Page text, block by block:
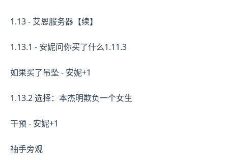
1.13 - 艾恩服务器【续】
1.13.1 - 安妮问你买了什么1.11.3
如果买了吊坠 - 安妮+1
1.13.2 选择：本杰明欺负一个女生
干预 - 安妮+1
袖手旁观